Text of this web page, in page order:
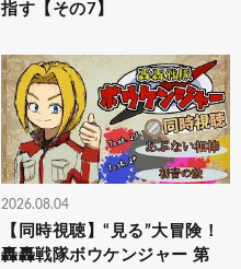
指す【その7】
2026.08.04
【同時視聴】“見る”大冒険！
轟轟戦隊ボウケンジャー 第